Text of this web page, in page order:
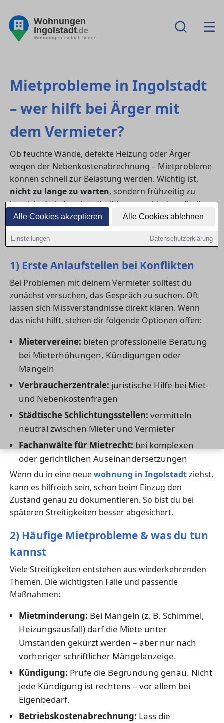
Alle Cookies akzeptieren Alle Cookies ablehnen
Einstellungen Datenschutzerklärung
Wohnungen
Ingolstadt.de
Wohnungen einfach finden
Mietprobleme in Ingolstadt
– wer hilft bei Ärger mit
dem Vermieter?
Ob feuchte Wände, defekte Heizung oder Ärger
wegen der Nebenkostenabrechnung – Mietprobleme
können schnell zur Belastung werden. Wichtig ist,
nicht zu lange zu warten, sondern frühzeitig zu
handeln. In in Ingolstadt gibt es verschiedene Stellen,
die Mieter:innen bei rechtlichen und praktischen
Fragen unterstützen – von der kostenlosen
Erstberatung bis zur anwaltlichen Vertretung.
1) Erste Anlaufstellen bei Konflikten
Bei Problemen mit deinem Vermieter solltest du
zunächst versuchen, das Gespräch zu suchen. Oft
lassen sich Missverständnisse direkt klären. Wenn
das nicht hilft, stehen dir folgende Optionen offen:
Mietervereine: bieten professionelle Beratung
bei Mieterhöhungen, Kündigungen oder
Mängeln
Verbraucherzentrale: juristische Hilfe bei Miet-
und Nebenkostenfragen
Städtische Schlichtungsstellen: vermitteln
neutral zwischen Mieter und Vermieter
Fachanwälte für Mietrecht: bei komplexen
oder gerichtlichen Auseinandersetzungen
Wenn du in eine neuewohnung in Ingolstadtziehst,
kann es hilfreich sein, schon beim Einzug den
Zustand genau zu dokumentieren. So bist du bei
späteren Streitigkeiten besser abgesichert.
2) Häufige Mietprobleme & was du tun
kannst
Viele Streitigkeiten entstehen aus wiederkehrenden
Themen. Die wichtigsten Fälle und passende
Maßnahmen:
Mietminderung: Bei Mängeln (z. B. Schimmel,
Heizungsausfall) darf die Miete unter
Umständen gekürzt werden – aber nur nach
vorheriger schriftlicher Mängelanzeige.
Kündigung: Prüfe die Begründung genau. Nicht
jede Kündigung ist rechtens – vor allem bei
Eigenbedarf.
Betriebskostenabrechnung: Lass die